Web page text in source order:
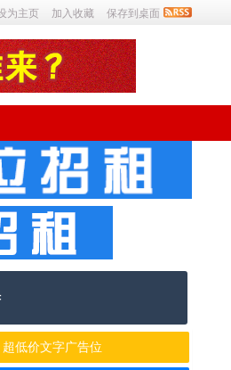
为主页 加入收藏 保存到桌面
超低价文字广告位